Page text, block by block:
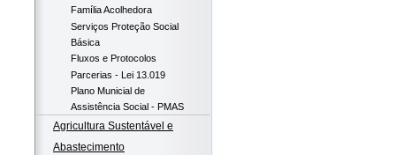
Família Acolhedora
Serviços Proteção Social
Básica
Fluxos e Protocolos
Parcerias - Lei 13.019
Plano Municial de
Assistência Social - PMAS
Agricultura Sustentável e
Abastecimento